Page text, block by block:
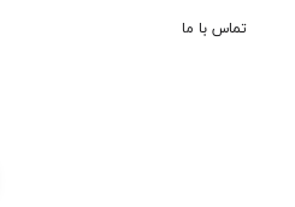
تماس با ما